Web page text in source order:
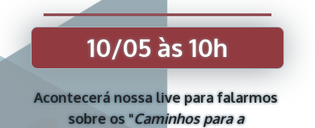
Acontecerá nossa live para falarmos
sobre os "Caminhos para a
10/05 às 10h